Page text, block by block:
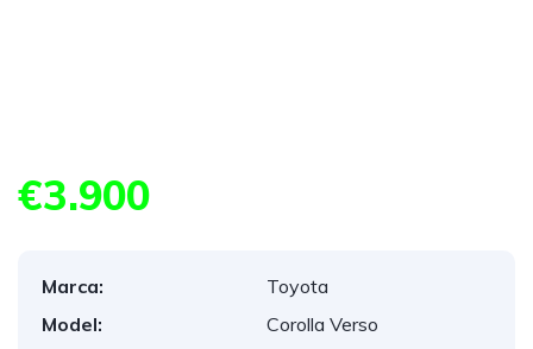
€3.900
Marca:
Toyota
Model:
Corolla Verso